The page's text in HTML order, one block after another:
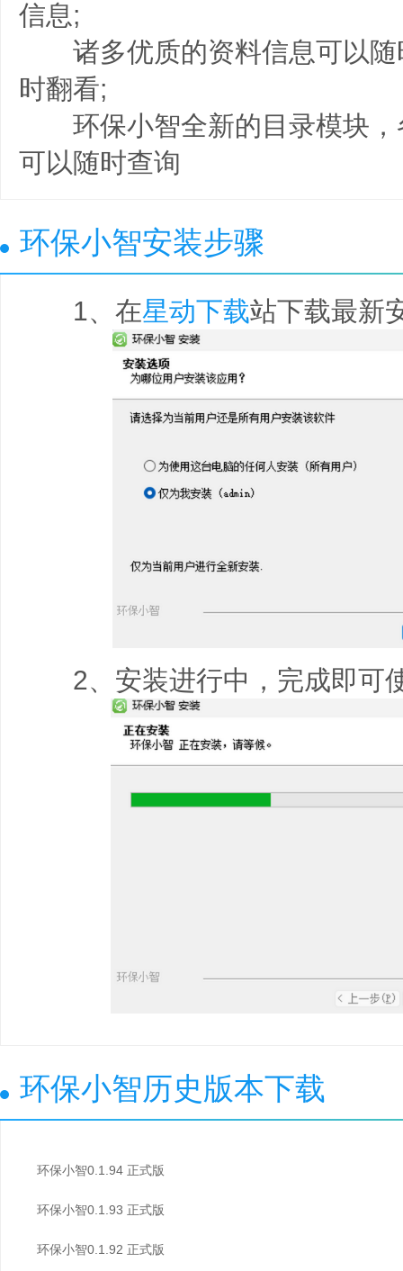
信息;
诸多优质的资料信息可以随
时翻看;
环保小智全新的目录模块，
可以随时查询
环保小智安装步骤
1、在星动下载站下载最新
2、安装进行中，完成即可
环保小智历史版本下载
环保小智0.1.94 正式版
环保小智0.1.93 正式版
环保小智0.1.92 正式版